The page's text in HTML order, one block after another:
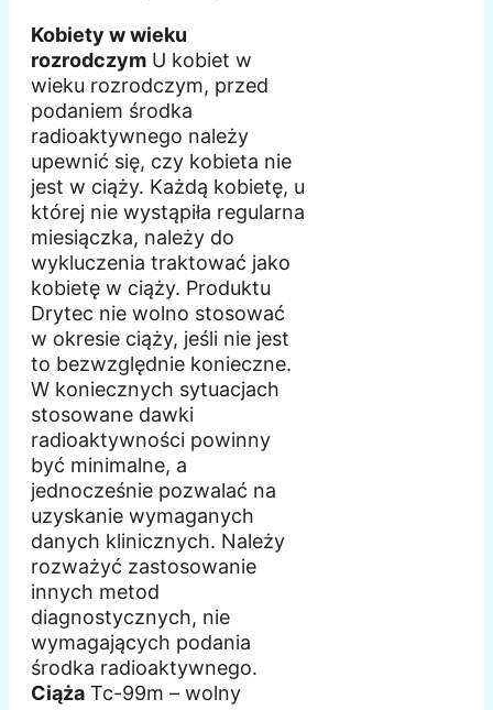
Kobiety w wieku
rozrodczym U kobiet w
wieku rozrodczym, przed
podaniem środka
radioaktywnego należy
upewnić się, czy kobieta nie
jest w ciąży. Każdą kobietę, u
której nie wystąpiła regularna
miesiączka, należy do
wykluczenia traktować jako
kobietę w ciąży. Produktu
Drytec nie wolno stosować
w okresie ciąży, jeśli nie jest
to bezwzględnie konieczne.
W koniecznych sytuacjach
stosowane dawki
radioaktywności powinny
być minimalne, a
jednocześnie pozwalać na
uzyskanie wymaganych
danych klinicznych. Należy
rozważyć zastosowanie
innych metod
diagnostycznych, nie
wymagających podania
środka radioaktywnego.
Ciąża Tc-99m – wolny